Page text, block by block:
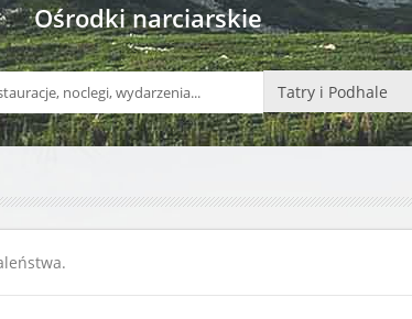
Ośrodki narciarskie